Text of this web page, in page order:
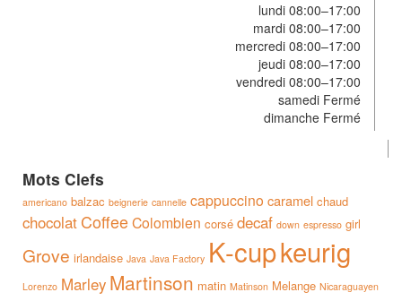
lundi 08:00–17:00
mardi 08:00–17:00
mercredi 08:00–17:00
jeudi 08:00–17:00
vendredi 08:00–17:00
samedi Fermé
dimanche Fermé
Mots Clefs
americano balzac beignerie cannelle cappuccino caramel chaud
chocolat Coffee Colombien corsé decaf down espresso girl
Grove irlandaise Java Java Factory K-cupkeurig
Lorenzo Marley Martinson matin Matinson Melange Nicaraguayen